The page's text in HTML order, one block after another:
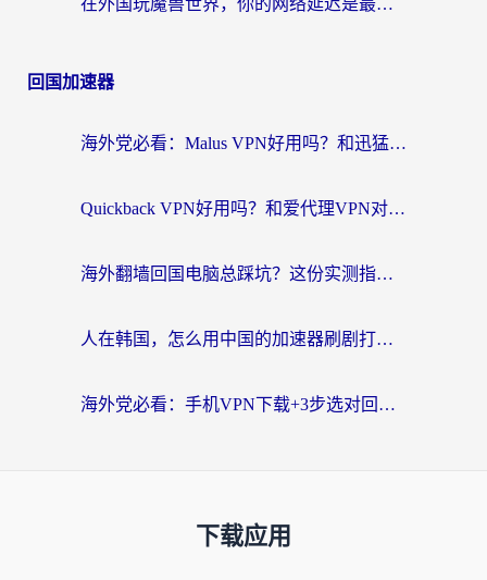
回国加速器
海外党必看：Malus VPN好用吗？和迅猛兔VPN对比哪个回国效果更好？附真实体验与避坑指南
Quickback VPN好用吗？和爱代理VPN对比哪个回国效果更好？
海外翻墙回国电脑总踩坑？这份实测指南帮你选对加速器（附ChickCNinitapMalus对比）
人在韩国，怎么用中国的加速器刷剧打游戏？这份真实体验指南给你答案
海外党必看：手机VPN下载+3步选对回国加速器，无缝刷国内资源不再愁
下载应用